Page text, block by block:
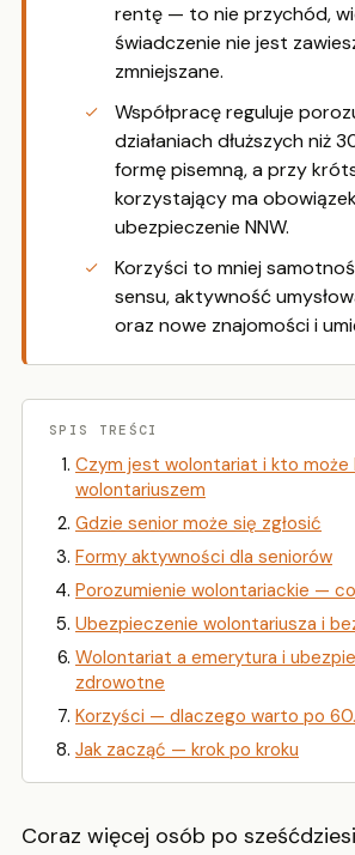
rentę — to nie przychód,
świadczenie nie jest
zmniejszane.
Współpracę reguluje
działaniach dłuższych niż
formę pisemną, a przy
korzystający ma
ubezpieczenie NNW.
Korzyści to mniej
sensu, aktywność
oraz nowe znajomości i
SPIS TREŚCI
Czym jest wolontariat i kto może
wolontariuszem
Gdzie senior może się zgłosić
Formy aktywności dla seniorów
Porozumienie wolontariackie —
Ubezpieczenie wolontariusza i
Wolontariat a emerytura i
zdrowotne
Korzyści — dlaczego warto po
Jak zacząć — krok po kroku
Coraz więcej osób po